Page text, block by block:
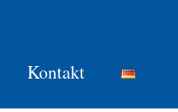
Kontakt